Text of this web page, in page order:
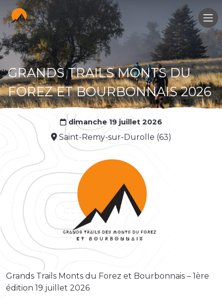
GRANDS TRAILS MONTS DU
FOREZ ET BOURBONNAIS 2026
dimanche 19 juillet 2026
Saint-Remy-sur-Durolle (63)
Grands Trails Monts du Forez et Bourbonnais – 1ère
édition 19 juillet 2026